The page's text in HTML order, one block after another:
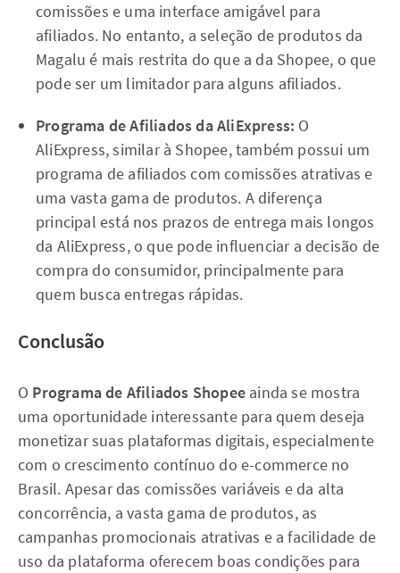
comissões e uma interface amigável para
afiliados. No entanto, a seleção de produtos da
Magalu é mais restrita do que a da Shopee, o que
pode ser um limitador para alguns afiliados.
Programa de Afiliados da AliExpress: O
AliExpress, similar à Shopee, também possui um
programa de afiliados com comissões atrativas e
uma vasta gama de produtos. A diferença
principal está nos prazos de entrega mais longos
da AliExpress, o que pode influenciar a decisão de
compra do consumidor, principalmente para
quem busca entregas rápidas.
Conclusão
O Programa de Afiliados Shopee ainda se mostra
uma oportunidade interessante para quem deseja
monetizar suas plataformas digitais, especialmente
com o crescimento contínuo do e-commerce no
Brasil. Apesar das comissões variáveis e da alta
concorrência, a vasta gama de produtos, as
campanhas promocionais atrativas e a facilidade de
uso da plataforma oferecem boas condições para